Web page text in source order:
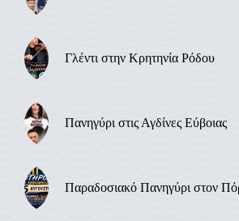
Γλέντι στην Κρητηνία Ρόδου
Πανηγύρι στις Αγδίνες Εύβοιας
Παραδοσιακό Πανηγύρι στον